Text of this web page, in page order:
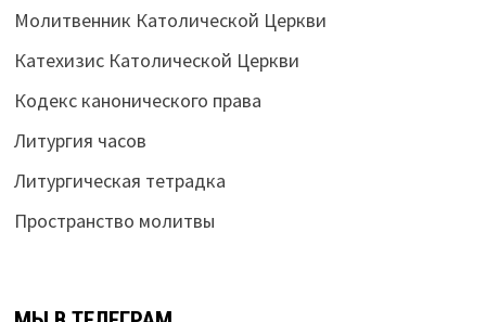
Молитвенник Католической Церкви
Катехизис Католической Церкви
Кодекс канонического права
Литургия часов
Литургическая тетрадка
Пространство молитвы